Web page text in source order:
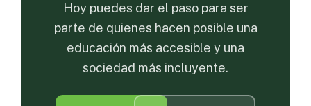
Hoy puedes dar el paso para ser
parte de quienes hacen posible una
educación más accesible y una
sociedad más incluyente.